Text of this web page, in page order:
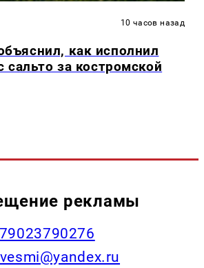
10 часов назад
как исполнил
сальто за костромской
рекламы